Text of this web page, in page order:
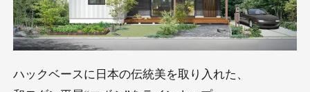
ハックベースに日本の伝統美を取り入れた、